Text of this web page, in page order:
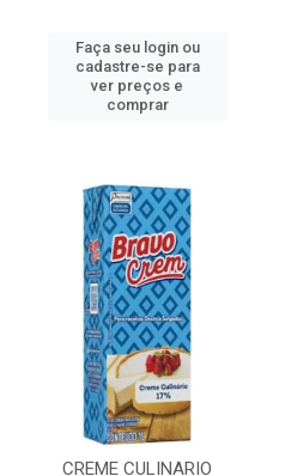
Faça seu login ou
cadastre-se para
ver preços e
comprar
CREME CULINARIO